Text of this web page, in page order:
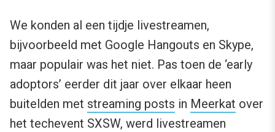
We konden al een tijdje livestreamen,
bijvoorbeeld met Google Hangouts en Skype,
maar populair was het niet. Pas toen de ‘early
adoptors’ eerder dit jaar over elkaar heen
buitelden met streaming posts in Meerkat over
het techevent SXSW, werd livestreamen